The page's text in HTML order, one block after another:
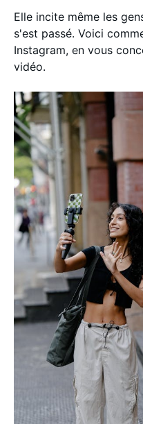
Elle incite même les
s'est passé. Voici
Instagram, en vous
vidéo.